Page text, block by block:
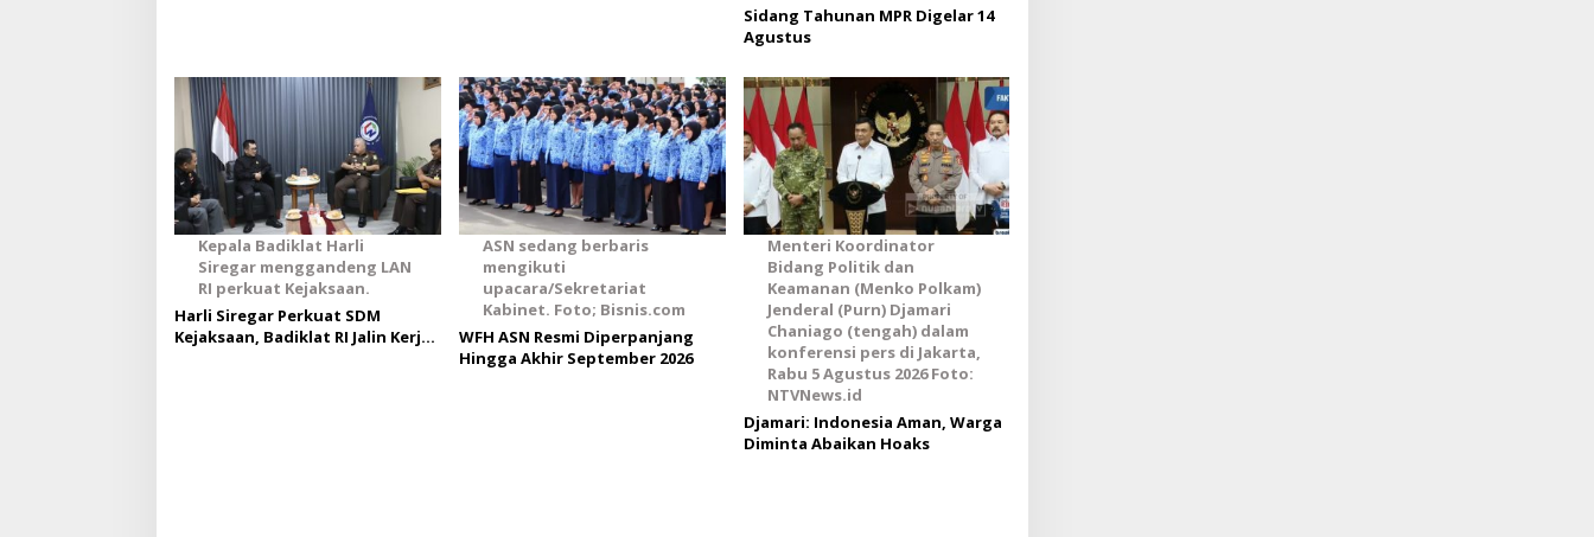
Sidang Tahunan MPR Digelar 14
Agustus
Kepala Badiklat Harli
Siregar menggandeng LAN
RI perkuat Kejaksaan.
Harli Siregar Perkuat SDM
Kejaksaan, Badiklat RI Jalin Kerja
ASN sedang berbaris
mengikuti
upacara/Sekretariat
Kabinet. Foto; Bisnis.com
WFH ASN Resmi Diperpanjang
Hingga Akhir September 2026
Menteri Koordinator
Bidang Politik dan
Keamanan (Menko Polkam)
Jenderal (Purn) Djamari
Chaniago (tengah) dalam
konferensi pers di Jakarta,
Rabu 5 Agustus 2026 Foto:
NTVNews.id
Djamari: Indonesia Aman, Warga
Diminta Abaikan Hoaks